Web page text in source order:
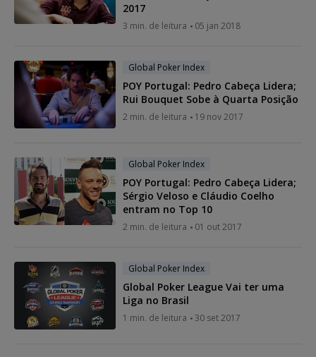
2017
3 min. de leitura 05 jan 2018
Global Poker Index
POY Portugal: Pedro Cabeça Lidera;
Rui Bouquet Sobe à Quarta Posição
2 min. de leitura 19 nov 2017
Global Poker Index
POY Portugal: Pedro Cabeça Lidera;
Sérgio Veloso e Cláudio Coelho
entram no Top 10
2 min. de leitura 01 out 2017
Global Poker Index
Global Poker League Vai ter uma
Liga no Brasil
1 min. de leitura 30 set 2017